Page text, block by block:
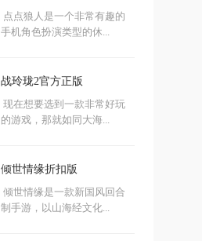
点点狼人是一个非常有趣的
手机角色扮演类型的休...
战玲珑2官方正版
现在想要选到一款非常好玩
的游戏，那就如同大海...
倾世情缘折扣版
倾世情缘是一款新国风回合
制手游，以山海经文化...